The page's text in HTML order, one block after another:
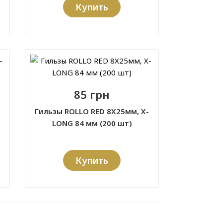
Купить
85 грн
Гильзы ROLLO RED 8X25мм, X-
LONG 84 мм (200 шт)
Купить